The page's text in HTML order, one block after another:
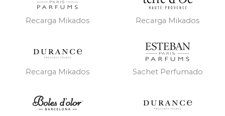
Recarga Mikados Recarga Mikados
Recarga Mikados Sachet Perfumado